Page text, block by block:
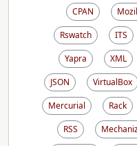
CPAN
Rswatch
ITS
Yapra
XML
JSON
VirtualBox
Mercurial
Rack
RSS